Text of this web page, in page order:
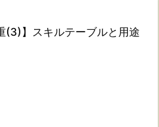
(3)】スキルテーブルと用途